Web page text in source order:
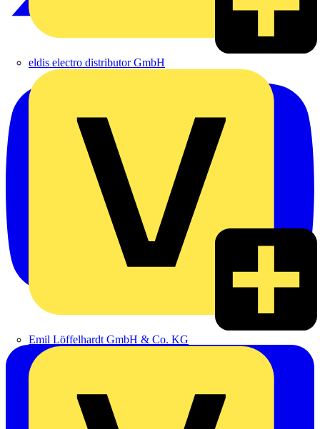
eldis electro distributor GmbH
Emil Löffelhardt GmbH & Co. KG